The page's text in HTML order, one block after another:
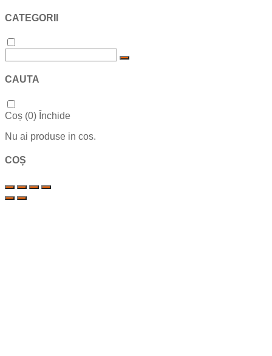
CATEGORII
CAUTA
Coș (0) Închide
Nu ai produse in cos.
COȘ